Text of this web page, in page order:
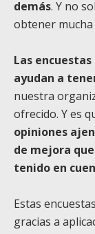
demás. Y no
obtener
Las
ayudan a
nuestra
ofrecido. Y es
opiniones
de mejora
tenido en
Estas
gracias a